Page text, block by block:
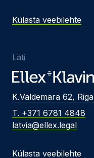
Külasta veebilehte
Läti
K.Valdemara 62, Riga
T. +371 6781 4848
latvia@ellex.legal
Külasta veebilehte